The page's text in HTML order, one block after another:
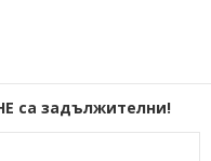
са задължителни!